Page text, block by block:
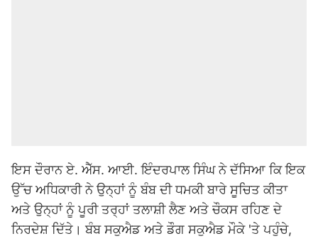
ਇਸ ਦੌਰਾਨ ਏ. ਐੱਸ. ਆਈ. ਇੰਦਰਪਾਲ ਸਿੰਘ ਨੇ ਦੱਸਿਆ ਕਿ ਇਕ
ਉੱਚ ਅਧਿਕਾਰੀ ਨੇ ਉਨ੍ਹਾਂ ਨੂੰ ਬੰਬ ਦੀ ਧਮਕੀ ਬਾਰੇ ਸੂਚਿਤ ਕੀਤਾ
ਅਤੇ ਉਨ੍ਹਾਂ ਨੂੰ ਪੂਰੀ ਤਰ੍ਹਾਂ ਤਲਾਸ਼ੀ ਲੈਣ ਅਤੇ ਚੌਕਸ ਰਹਿਣ ਦੇ
ਨਿਰਦੇਸ਼ ਦਿੱਤੇ। ਬੰਬ ਸਕੁਐਡ ਅਤੇ ਡੌਗ ਸਕੁਐਡ ਮੌਕੇ 'ਤੇ ਪਹੁੰਚੇ,